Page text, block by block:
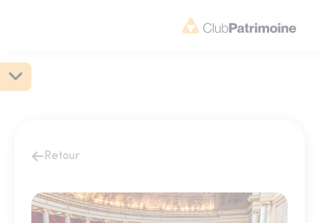
Retour